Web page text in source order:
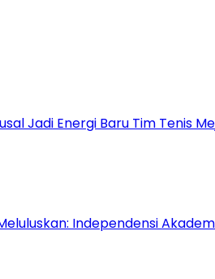
Jadi Energi Baru Tim Tenis
Independensi